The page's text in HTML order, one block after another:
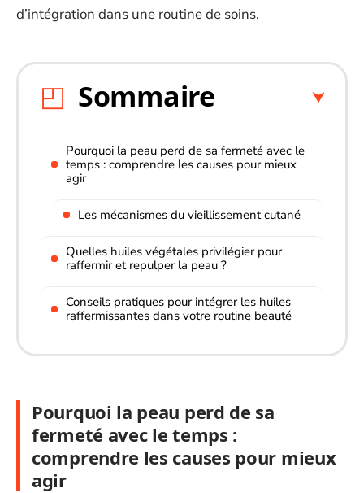
d’intégration dans une routine de soins.
Sommaire
Pourquoi la peau perd de sa fermeté avec le
temps : comprendre les causes pour mieux
agir
Les mécanismes du vieillissement cutané
Quelles huiles végétales privilégier pour
raffermir et repulper la peau ?
Conseils pratiques pour intégrer les huiles
raffermissantes dans votre routine beauté
Pourquoi la peau perd de sa
fermeté avec le temps :
comprendre les causes pour mieux
agir